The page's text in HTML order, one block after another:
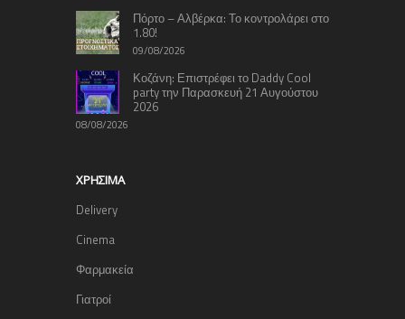
Πόρτο – Αλβέρκα: Το κοντρολάρει στο
1.80!
09/08/2026
Κοζάνη: Επιστρέφει το Daddy Cool
party την Παρασκευή 21 Αυγούστου
2026
08/08/2026
ΧΡΉΣΙΜΑ
Delivery
Cinema
Φαρμακεία
Γιατροί